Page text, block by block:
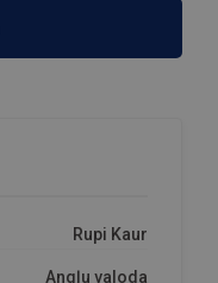
Rupi Kaur
Angļu valoda